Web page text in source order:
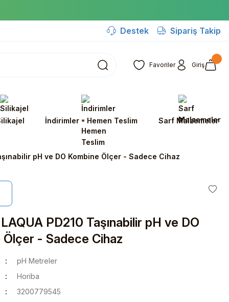
Destek Sipariş Takip
Favoriler Giriş
İndirimler - Hemen Teslim Sarf Malzemeler
pH ve DO Kombine Ölçer - Sadece Cihaz
PD210 Taşınabilir pH ve DO
Ölçer - Sadece Cihaz
pH Metreler
Horiba
3200779545